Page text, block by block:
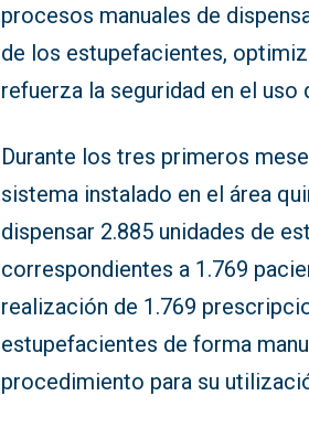
procesos manuales de
de los estupefacientes,
refuerza la seguridad en el uso
Durante los tres primeros
sistema instalado en el área
dispensar 2.885 unidades de
correspondientes a 1.769
realización de 1.769
estupefacientes de forma
procedimiento para su